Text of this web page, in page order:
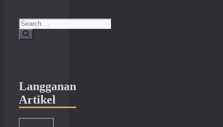
Search
for:
Langganan
Artikel